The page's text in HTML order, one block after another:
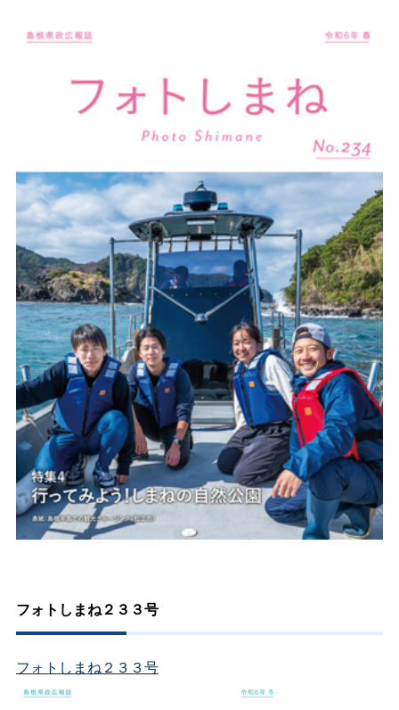
フォトしまね２３３号
フォトしまね２３３号